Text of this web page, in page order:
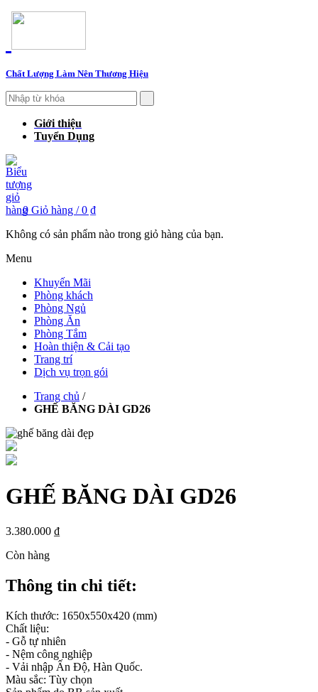
Chất Lượng Làm Nên Thương Hiệu
Giới thiệu
Tuyển Dụng
0 Giỏ hàng /0 ₫
Không có sản phẩm nào trong giỏ hàng của bạn.
Menu
Khuyến Mãi
Phòng khách
Phòng Ngủ
Phòng Ăn
Phòng Tắm
Hoàn thiện & Cải tạo
Trang trí
Dịch vụ trọn gói
Trang chủ /
GHẾ BĂNG DÀI GD26
GHẾ BĂNG DÀI GD26
3.380.000 ₫
Còn hàng
Thông tin chi tiết:
Kích thước: 1650x550x420 (mm)
Chất liệu:
- Gỗ tự nhiên
- Nệm công nghiệp
- Vải nhập Ấn Độ, Hàn Quốc.
Màu sắc: Tùy chọn